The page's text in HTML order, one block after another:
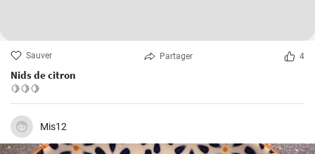
Sauver Partager 4
Nids de citron
🍋🍋🍋
Mis12